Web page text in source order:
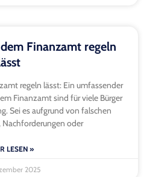
Finanzamt regeln
regeln lässt: Ein umfassender
Finanzamt sind für viele Bürger
Sei es aufgrund von falschen
Nachforderungen oder
LESEN »
2025